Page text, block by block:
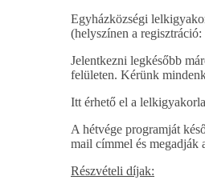
Egyházközségi
(helyszínen a
Jelentkezni legkésőbb
felületen. Kérünk
Itt érhető el a
A hétvége programját
mail címmel és megadják
Részvételi díjak: